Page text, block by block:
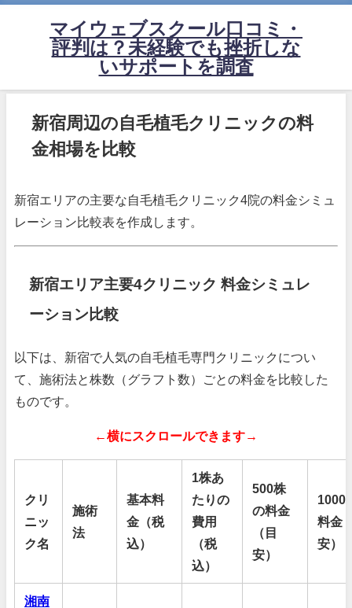
マイウェブスクール口コミ・
評判は？未経験でも挫折しな
いサポートを調査
新宿周辺の自毛植毛クリニックの料
金相場を比較
新宿エリアの主要な自毛植毛クリニック4院の料金シミュ
レーション比較表を作成します。
新宿エリア主要4クリニック 料金シミュレ
ーション比較
以下は、新宿で人気の自毛植毛専門クリニックについ
て、施術法と株数（グラフト数）ごとの料金を比較した
ものです。
←横にスクロールできます→
クリ
ニッ
ク名
施術
法
基本料
金（税
込）
1株あ
たりの
費用
（税
込）
500株
の料金
（目
安）
1000
料金
安）
湘南